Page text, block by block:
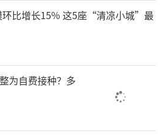
环比增长15% 这5座“清凉小城”最
为自费接种？多